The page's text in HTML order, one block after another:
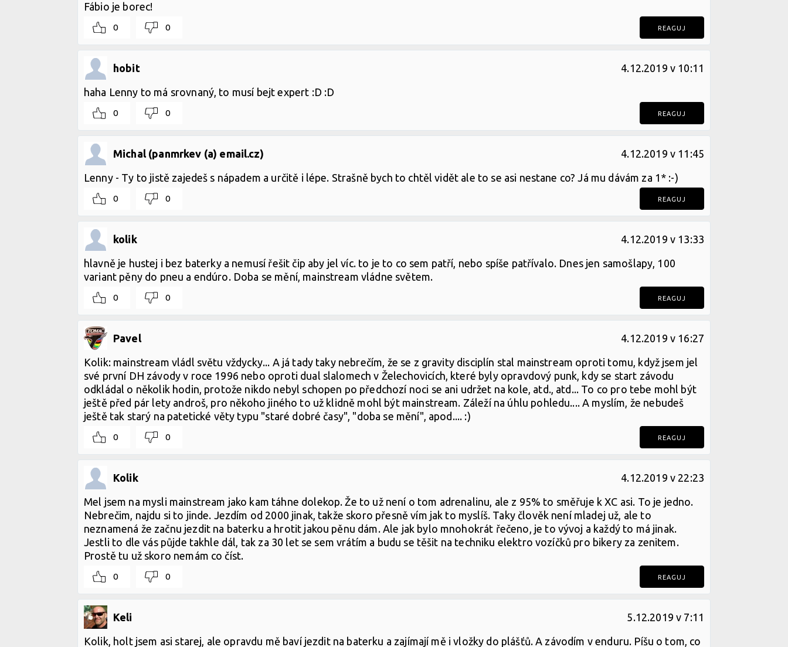
Fábio je borec!
0 0 REAGUJ
hobit 4.12.2019 v 10:11
haha Lenny to má srovnaný, to musí bejt expert :D :D
0 0 REAGUJ
Michal (panmrkev (a) email.cz) 4.12.2019 v 11:45
Lenny - Ty to jistě zajedeš s nápadem a určitě i lépe. Strašně bych to chtěl vidět ale to se asi nestane co? Já mu dávám za 1* :-)
0 0 REAGUJ
kolik 4.12.2019 v 13:33
hlavně je hustej i bez baterky a nemusí řešit čip aby jel víc. to je to co sem patří, nebo spíše patřívalo. Dnes jen samošlapy, 100
variant pěny do pneu a endúro. Doba se mění, mainstream vládne světem.
0 0 REAGUJ
Pavel 4.12.2019 v 16:27
Kolik: mainstream vládl světu vždycky... A já tady taky nebrečím, že se z gravity disciplín stal mainstream oproti tomu, když jsem jel
své první DH závody v roce 1996 nebo oproti dual slalomech v Želechovicích, které byly opravdový punk, kdy se start závodu
odkládal o několik hodin, protože nikdo nebyl schopen po předchozí noci se ani udržet na kole, atd., atd... To co pro tebe mohl být
ještě před pár lety androš, pro někoho jiného to už klidně mohl být mainstream. Záleží na úhlu pohledu.... A myslím, že nebudeš
ještě tak starý na patetické věty typu "staré dobré časy", "doba se mění", apod.... :)
0 0 REAGUJ
Kolik 4.12.2019 v 22:23
Mel jsem na mysli mainstream jako kam táhne dolekop. Že to už není o tom adrenalinu, ale z 95% to směřuje k XC asi. To je jedno.
Nebrečim, najdu si to jinde. Jezdím od 2000 jinak, takže skoro přesně vím jak to myslíš. Taky člověk není mladej už, ale to
neznamená že začnu jezdit na baterku a hrotit jakou pěnu dám. Ale jak bylo mnohokrát řečeno, je to vývoj a každý to má jinak.
Jestli to dle vás půjde takhle dál, tak za 30 let se sem vrátím a budu se těšit na techniku elektro vozíčků pro bikery za zenitem.
Prostě tu už skoro nemám co číst.
0 0 REAGUJ
Keli 5.12.2019 v 7:11
Kolik, holt jsem asi starej, ale opravdu mě baví jezdit na baterku a zajímají mě i vložky do plášťů. A závodím v enduru. Píšu o tom, co